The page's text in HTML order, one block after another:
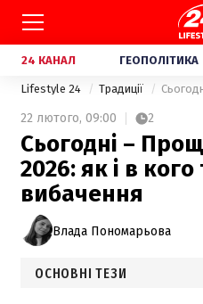
24 КАНАЛ ГЕОПОЛІТИКА
Lifestyle 24 Традиції
22 лютого, 09:00 2
Сьогодні –
2026: як і в
вибачення
Влада Пономарьова
ОСНОВНІ ТЕЗИ